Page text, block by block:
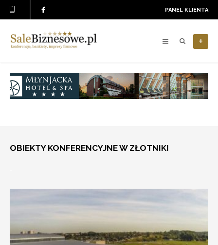
PANEL KLIENTA
+
OBIEKTY KONFERENCYJNE W ZŁOTNIKI
-